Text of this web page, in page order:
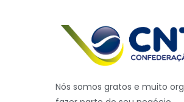
Nós somos gratos e muito